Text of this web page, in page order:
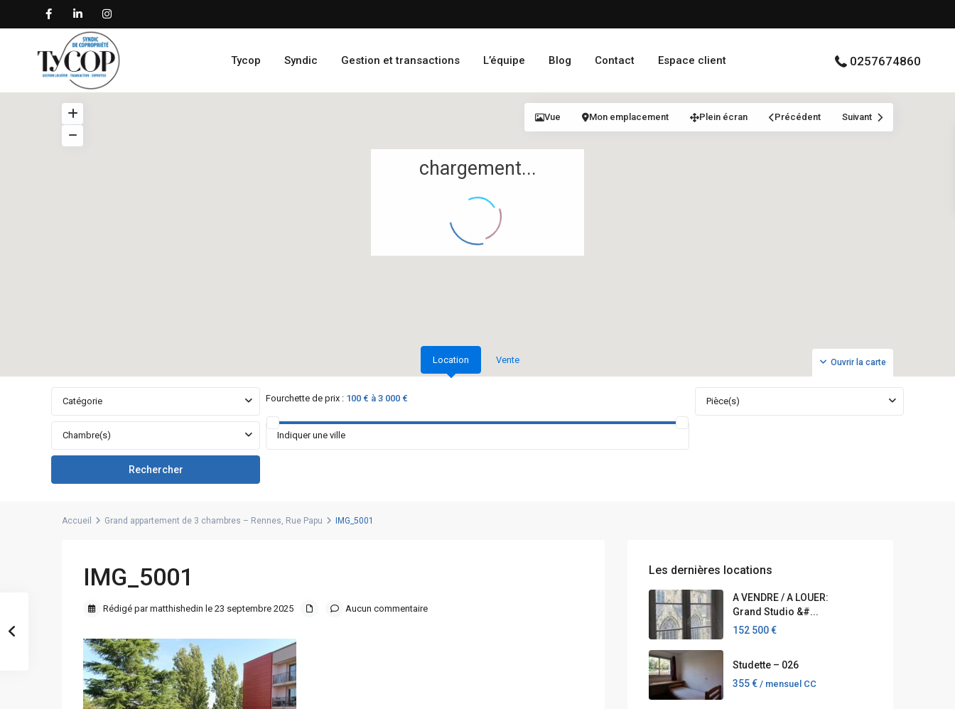
Tycop Syndic Gestion et transactions L’équipe Blog Contact Espace client 0257674860
chargement...
Ouvrir la carte
Vue Mon emplacement Plein écran Précédent Suivant
Location Vente
Catégorie Fourchette de prix : 100 € à 3 000 € Pièce(s)
Chambre(s)
Accueil Grand appartement de 3 chambres – Rennes, Rue Papu IMG_5001
IMG_5001
Rédigé par matthishedin le 23 septembre 2025 Aucun commentaire
Les dernières locations
A VENDRE / A LOUER:
Grand Studio &#...
152 500 €
Studette – 026
355 € / mensuel CC